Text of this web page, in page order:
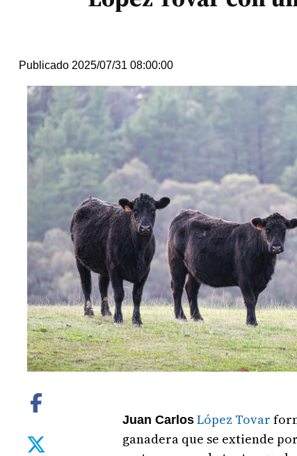
Publicado 2025/07/31 08:00:00
Juan Carlos López Tovar
ganadera que se extiende